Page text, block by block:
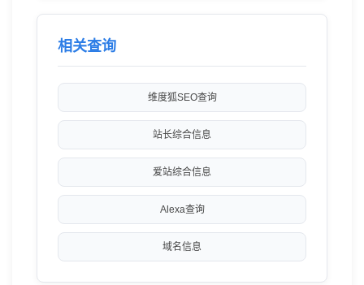
相关查询
维度狐SEO查询
站长综合信息
爱站综合信息
Alexa查询
域名信息